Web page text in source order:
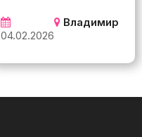
04.02.2026
Владимир